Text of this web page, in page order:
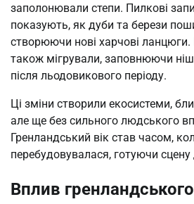
заполонювали степи. Пилкові
показують, як дуби та берези
створюючи нові харчові
також мігрували, заповнюючи
після льодовикового періоду.
Ці зміни створили екосистеми,
але ще без сильного людського
Гренландський вік став часом,
перебудовувалася, готуючи
Вплив